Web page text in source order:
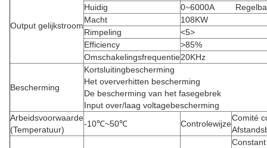
Output gelijkstroom
Huidig
0~6000A
Macht
108KW
Rimpeling
<5>
Efficiency
>85%
Omschakelingsfrequentie20KHz
Bescherming
Kortsluitingbescherming
Het oververhitten bescherming
De bescherming van het fasegebrek
Input over/laag voltagebescherming
Arbeidsvoorwaarde
(Temperatuur)
-10℃~50℃ Controlewijze
Comité